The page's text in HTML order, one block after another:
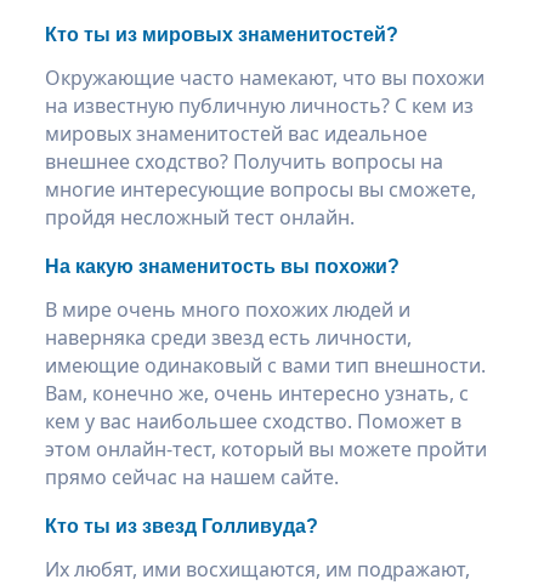
Кто ты из мировых знаменитостей?
Окружающие часто намекают, что вы похожи
на известную публичную личность? С кем из
мировых знаменитостей вас идеальное
внешнее сходство? Получить вопросы на
многие интересующие вопросы вы сможете,
пройдя несложный тест онлайн.
На какую знаменитость вы похожи?
В мире очень много похожих людей и
наверняка среди звезд есть личности,
имеющие одинаковый с вами тип внешности.
Вам, конечно же, очень интересно узнать, с
кем у вас наибольшее сходство. Поможет в
этом онлайн-тест, который вы можете пройти
прямо сейчас на нашем сайте.
Кто ты из звезд Голливуда?
Их любят, ими восхищаются, им подражают,